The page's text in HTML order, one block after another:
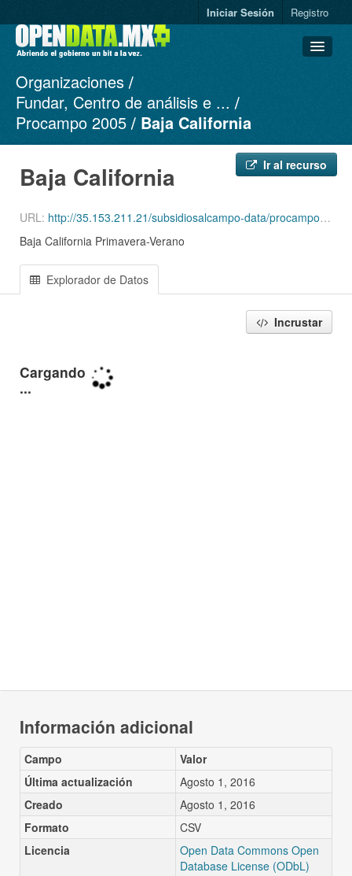
Iniciar Sesión Registro
Conjuntos de datos
Organizaciones
Grupos
Organizaciones
Fundar, Centro de análisis e ...
Procampo 2005
Baja California
Ir al recurso
Baja California
URL: http://35.153.211.21/subsidiosalcampo-data/procampo-2005-1994/2005/Productores_Ciclo_PV05Edo_2.csv
Baja California Primavera-Verano
Explorador de Datos
Incrustar
Información adicional
Campo
Valor
Última actualización
Agosto 1, 2016
Creado
Agosto 1, 2016
Formato
CSV
Licencia
Open Data Commons Open
Database License (ODbL)